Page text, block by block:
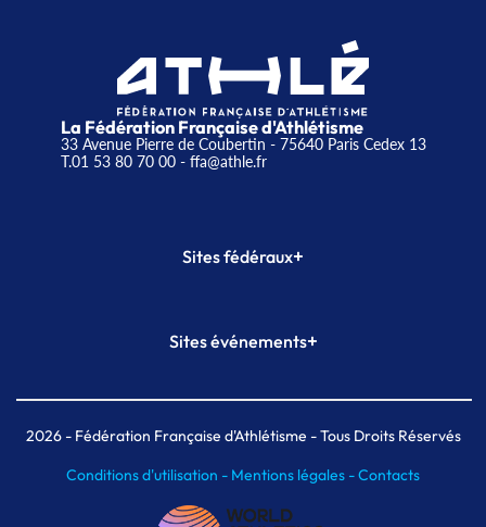
La Fédération Française d'Athlétisme
33 Avenue Pierre de Coubertin - 75640 Paris Cedex 13
T.01 53 80 70 00- ffa@athle.fr
Sites fédéraux+
Plateforme Formation
Sites événements+
Meeting de Paris indoor
MAIF Ekiden de Paris
2026- Fédération Française d'Athlétisme - Tous Droits Réservés
Conditions d'utilisation - Mentions légales -Contacts